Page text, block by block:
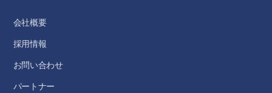
会社概要
採用情報
お問い合わせ
パートナー